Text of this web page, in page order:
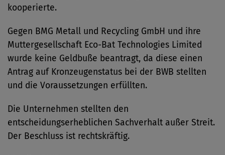
kooperierte.
Gegen BMG Metall und Recycling GmbH und ihre
Muttergesellschaft Eco-Bat Technologies Limited
wurde keine Geldbuße beantragt, da diese einen
Antrag auf Kronzeugenstatus bei der BWB stellten
und die Voraussetzungen erfüllten.
Die Unternehmen stellten den
entscheidungserheblichen Sachverhalt außer Streit.
Der Beschluss ist rechtskräftig.